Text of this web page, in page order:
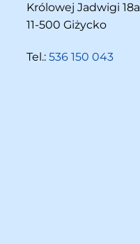
Królowej Jadwigi 18a
11-500 Giżycko
Tel.: 536 150 043